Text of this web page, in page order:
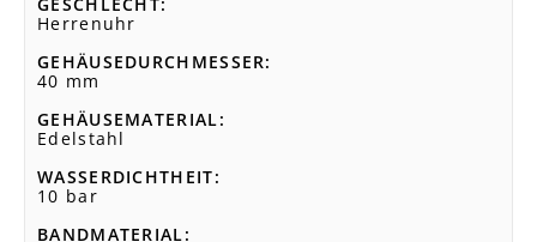
Herrenuhr
GEHÄUSEDURCHMESSER
40 mm
GEHÄUSEMATERIAL
Edelstahl
WASSERDICHTHEIT
10 bar
BANDMATERIAL